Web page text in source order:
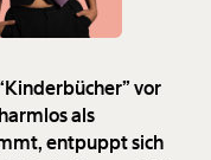
vor
als
entpuppt sich